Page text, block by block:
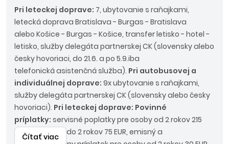
Pri leteckej doprave: 7, ubytovanie s raňajkami,
letecká doprava Bratislava - Burgas - Bratislava
alebo Košice - Burgas - Košice, transfer letisko - hotel -
letisko, služby delegáta partnerskej CK (slovensky alebo
česky hovoriaci, do 21.6. a po 5.9.iba
telefonická asistenčná služba). Pri autobusovej a
individuálnej doprave: 9x ubytovanie s raňajkami,
služby delegáta partnerskej CK (slovensky alebo česky
hovoriaci). Pri leteckej doprave: Povinné
príplatky: servisné poplatky pre osoby od 2 rokov 215
EUR, pre osoby do 2 rokov 75 EUR, emisný a
Čítať viac